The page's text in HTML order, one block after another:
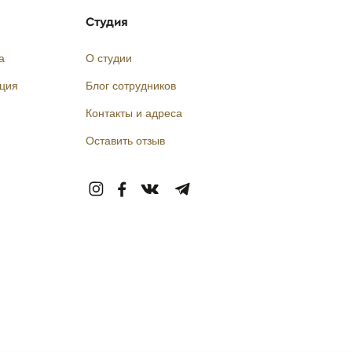
Студия
О студии
Блог сотрудников
Контакты и адреса
Оставить отзыв